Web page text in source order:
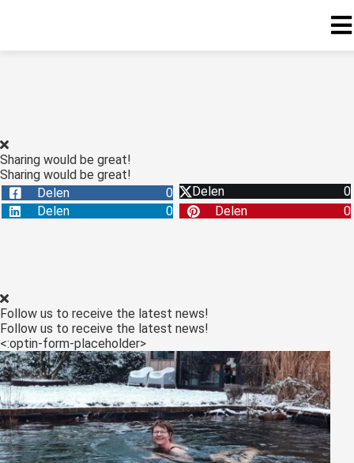
Sharing would be great!
Sharing would be great!
Delen
0 Delen
0
Delen
0 Delen 0
Follow us to receive the latest news!
Follow us to receive the latest news!
<:optin-form-placeholder>
gebruikt
deze
kan de
niet